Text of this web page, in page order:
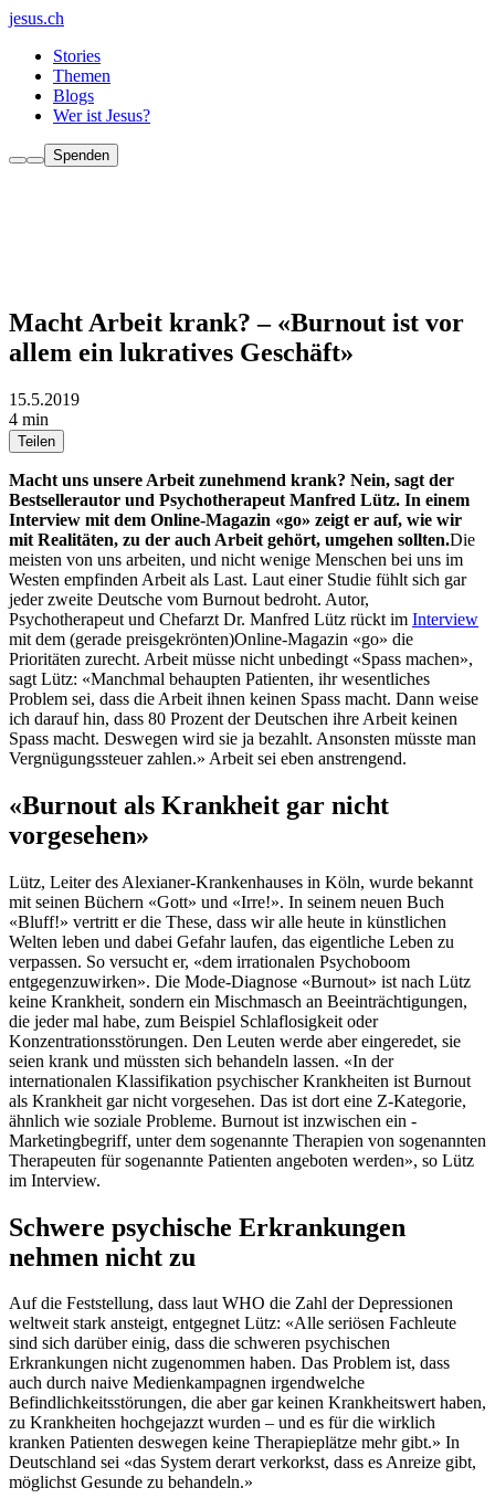
jesus.ch
Stories
Themen
Blogs
Wer ist Jesus?
Spenden
Macht Arbeit krank? – «Burnout ist vor
allem ein lukratives Geschäft»
15.5.2019
4 min
Teilen
Macht uns unsere Arbeit zunehmend krank? Nein, sagt der
Bestsellerautor und Psychotherapeut Manfred Lütz. In einem
Interview mit dem Online-Magazin «go» zeigt er auf, wie wir
mit Realitäten, zu der auch Arbeit gehört, umgehen sollten.Die
meisten von uns arbeiten, und nicht wenige Menschen bei uns im
Westen empfinden Arbeit als Last. Laut einer Studie fühlt sich gar
jeder zweite Deutsche vom Burnout bedroht. Autor,
Psychotherapeut und Chefarzt Dr. Manfred Lütz rückt im Interview
mit dem (gerade preisgekrönten)Online-Magazin «go» die
Prioritäten zurecht. Arbeit müsse nicht unbedingt «Spass machen»,
sagt Lütz: «Manchmal behaupten Patienten, ihr wesentliches
Problem sei, dass die Arbeit ihnen keinen Spass macht. Dann weise
ich darauf hin, dass 80 Prozent der Deutschen ihre Arbeit keinen
Spass macht. Deswegen wird sie ja bezahlt. Ansonsten müsste man
Vergnügungssteuer zahlen.» Arbeit sei eben anstrengend.
«Burnout als Krankheit gar nicht
vorgesehen»
Lütz, Leiter des Alexianer-Krankenhauses in Köln, wurde bekannt
mit seinen Büchern «Gott» und «Irre!». In seinem neuen Buch
«Bluff!» vertritt er die These, dass wir alle heute in künstlichen
Welten leben und dabei Gefahr laufen, das eigentliche Leben zu
verpassen. So versucht er, «dem irrationalen Psychoboom
entgegenzuwirken». Die Mode-Diagnose «Burnout» ist nach Lütz
keine Krankheit, sondern ein Mischmasch an Beeinträchtigungen,
die jeder mal habe, zum Beispiel Schlaflosigkeit oder
Konzentrationsstörungen. Den Leuten werde aber eingeredet, sie
seien krank und müssten sich behandeln lassen. «In der
internationalen Klassifikation psychischer Krankheiten ist Burnout
als Krankheit gar nicht vorgesehen. Das ist dort eine Z-Kategorie,
ähnlich wie soziale Probleme. Burnout ist inzwischen ein ­
Marketingbegriff, unter dem sogenannte Therapien von sogenannten
Therapeuten für sogenannte Patienten angeboten werden», so Lütz
im Interview.
Schwere psychische Erkrankungen
nehmen nicht zu
Auf die Feststellung, dass laut WHO die Zahl der Depressionen
weltweit stark ansteigt, entgegnet Lütz: «Alle seriösen Fachleute
sind sich darüber einig, dass die schweren psychischen
Erkrankungen nicht zugenommen haben. Das Problem ist, dass
auch durch naive Medienkampagnen irgendwelche
Befindlichkeitsstörungen, die aber gar keinen Krankheitswert haben,
zu Krankheiten hochgejazzt wurden – und es für die wirklich
kranken Patienten deswegen keine Therapieplätze mehr gibt.» In
Deutschland sei «das System derart verkorkst, dass es Anreize gibt,
möglichst Gesunde zu behandeln.»